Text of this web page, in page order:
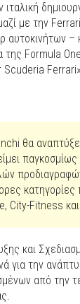
με την
αυτοκινήτων –
της Formula
θα
κατηγορίες
City-Fitness
και
για την
από την